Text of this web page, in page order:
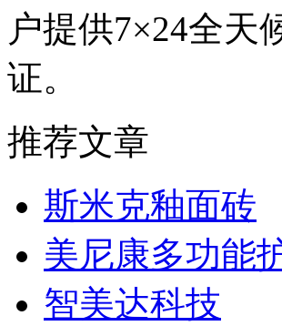
户提供7×24全天
证。
推荐文章
斯米克釉面砖
美尼康多功能
智美达科技